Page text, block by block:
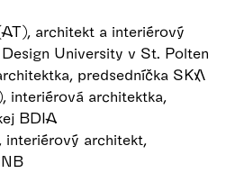
architekt a interiérový
University v St. Polten
predsedníčka SKA
interiérová architektka,
BDIA
interiérový architekt,